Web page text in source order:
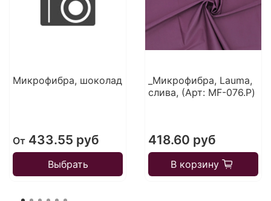
Микрофибра, шоколад
От433.55 руб
Выбрать
_Микрофибра, Lauma,
слива, (Арт: MF-076.P)
418.60 руб
В корзину